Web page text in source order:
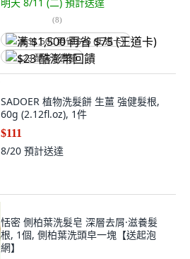
(8)
满 $1,500 再省 $75 (王道卡)
$23 酷澎幣回饋
SADOER 植物洗髮餅 生薑 強健髮根,
60g (2.12fl.oz), 1件
$111
8/20 預計送達
恬密 側柏葉洗髮皂 深層去屑·滋養髮
根, 1個, 側柏葉洗頭皁一塊【送起泡
網】